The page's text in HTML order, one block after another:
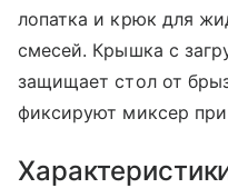
лопатка и крюк для
смесей. Крышка с
защищает стол от
фиксируют миксер при